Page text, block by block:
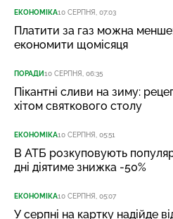
ЕКОНОМІКА10 СЕРПНЯ, 07:03
Платити за газ можна
економити щомісяця
ПОРАДИ10 СЕРПНЯ, 06:35
Пікантні сливи на зиму:
хітом святкового столу
ЕКОНОМІКА10 СЕРПНЯ, 05:51
В АТБ розкуповують
дні діятиме знижка -50%
ЕКОНОМІКА10 СЕРПНЯ, 05:07
У серпні на картку надійде